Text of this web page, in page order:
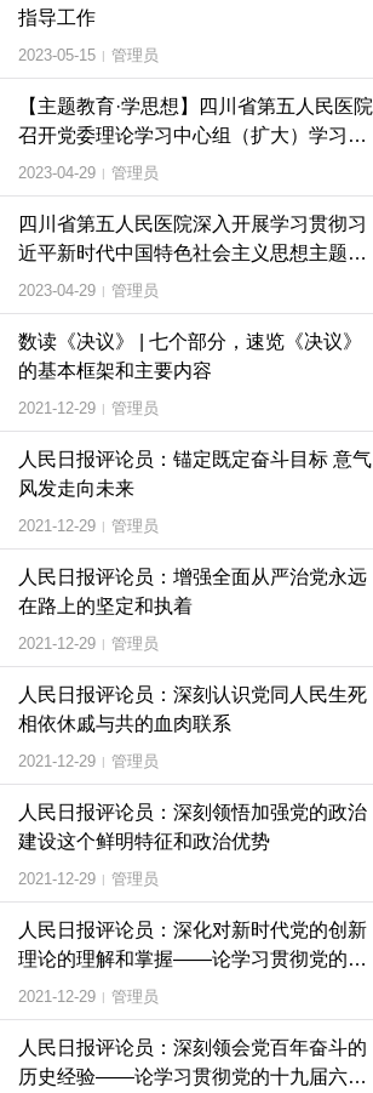
指导工作
2023-05-15 | 管理员
【主题教育·学思想】四川省第五人民医院
召开党委理论学习中心组（扩大）学习会
议
2023-04-29 | 管理员
四川省第五人民医院深入开展学习贯彻习
近平新时代中国特色社会主义思想主题教
育
2023-04-29 | 管理员
数读《决议》 | 七个部分，速览《决议》
的基本框架和主要内容
2021-12-29 | 管理员
人民日报评论员：锚定既定奋斗目标 意气
风发走向未来
2021-12-29 | 管理员
人民日报评论员：增强全面从严治党永远
在路上的坚定和执着
2021-12-29 | 管理员
人民日报评论员：深刻认识党同人民生死
相依休戚与共的血肉联系
2021-12-29 | 管理员
人民日报评论员：深刻领悟加强党的政治
建设这个鲜明特征和政治优势
2021-12-29 | 管理员
人民日报评论员：深化对新时代党的创新
理论的理解和掌握——论学习贯彻党的十
九届六中
2021-12-29 | 管理员
人民日报评论员：深刻领会党百年奋斗的
历史经验——论学习贯彻党的十九届六中